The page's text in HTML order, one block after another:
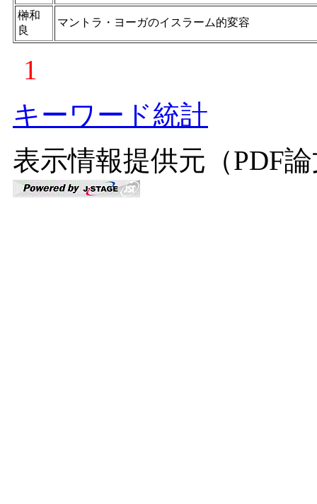
榊和
良
マントラ・ヨーガのイスラーム的変容
1
キーワード統計
表示情報提供元（PDF